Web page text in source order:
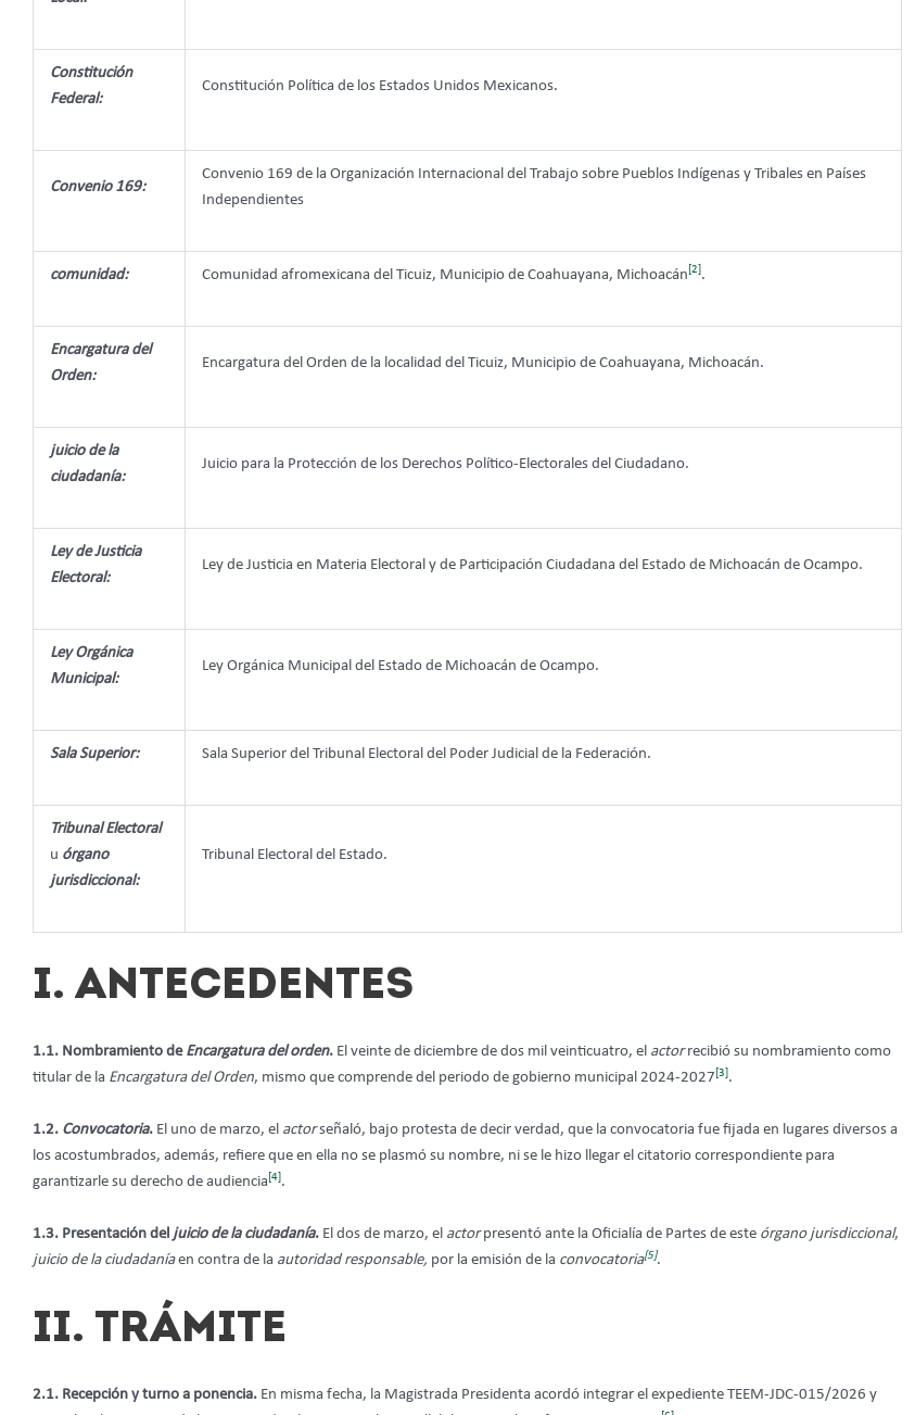
Constitución
Federal:
Constitución Política de los Estados Unidos Mexicanos.
Convenio 169:
Convenio 169 de la Organización Internacional del Trabajo sobre Pueblos Indígenas y Tribales en Países
Independientes
comunidad: Comunidad afromexicana del Ticuiz, Municipio de Coahuayana, Michoacán [2] .
Encargatura del
Orden:
Encargatura del Orden de la localidad del Ticuiz, Municipio de Coahuayana, Michoacán.
juicio de la
ciudadanía:
Juicio para la Protección de los Derechos Político-Electorales del Ciudadano.
Ley de Justicia
Electoral:
Ley de Justicia en Materia Electoral y de Participación Ciudadana del Estado de Michoacán de Ocampo.
Ley Orgánica
Municipal:
Ley Orgánica Municipal del Estado de Michoacán de Ocampo.
Sala Superior: Sala Superior del Tribunal Electoral del Poder Judicial de la Federación.
Tribunal Electoral
u órgano
jurisdiccional:
Tribunal Electoral del Estado.
I. ANTECEDENTES
1.1. Nombramiento de Encargatura del orden. El veinte de diciembre de dos mil veinticuatro, el actorrecibió su nombramiento como
titular de la Encargatura del Orden, mismo que comprende del periodo de gobierno municipal 2024-2027 [3] .
1.2. Convocatoria. El uno de marzo, el actorseñaló, bajo protesta de decir verdad, que la convocatoria fue fijada en lugares diversos a
los acostumbrados, además, refiere que en ella no se plasmó su nombre, ni se le hizo llegar el citatorio correspondiente para
garantizarle su derecho de audiencia [4] .
1.3. Presentación del juicio de la ciudadanía. El dos de marzo, el actorpresentó ante la Oficialía de Partes de este órgano jurisdiccional,
juicio de la ciudadaníaen contra de la autoridad responsable, por la emisión de la convocatoria[5].
II. TRÁMITE
2.1. Recepción y turno a ponencia. En misma fecha, la Magistrada Presidenta acordó integrar el expediente TEEM-JDC-015/2026 y